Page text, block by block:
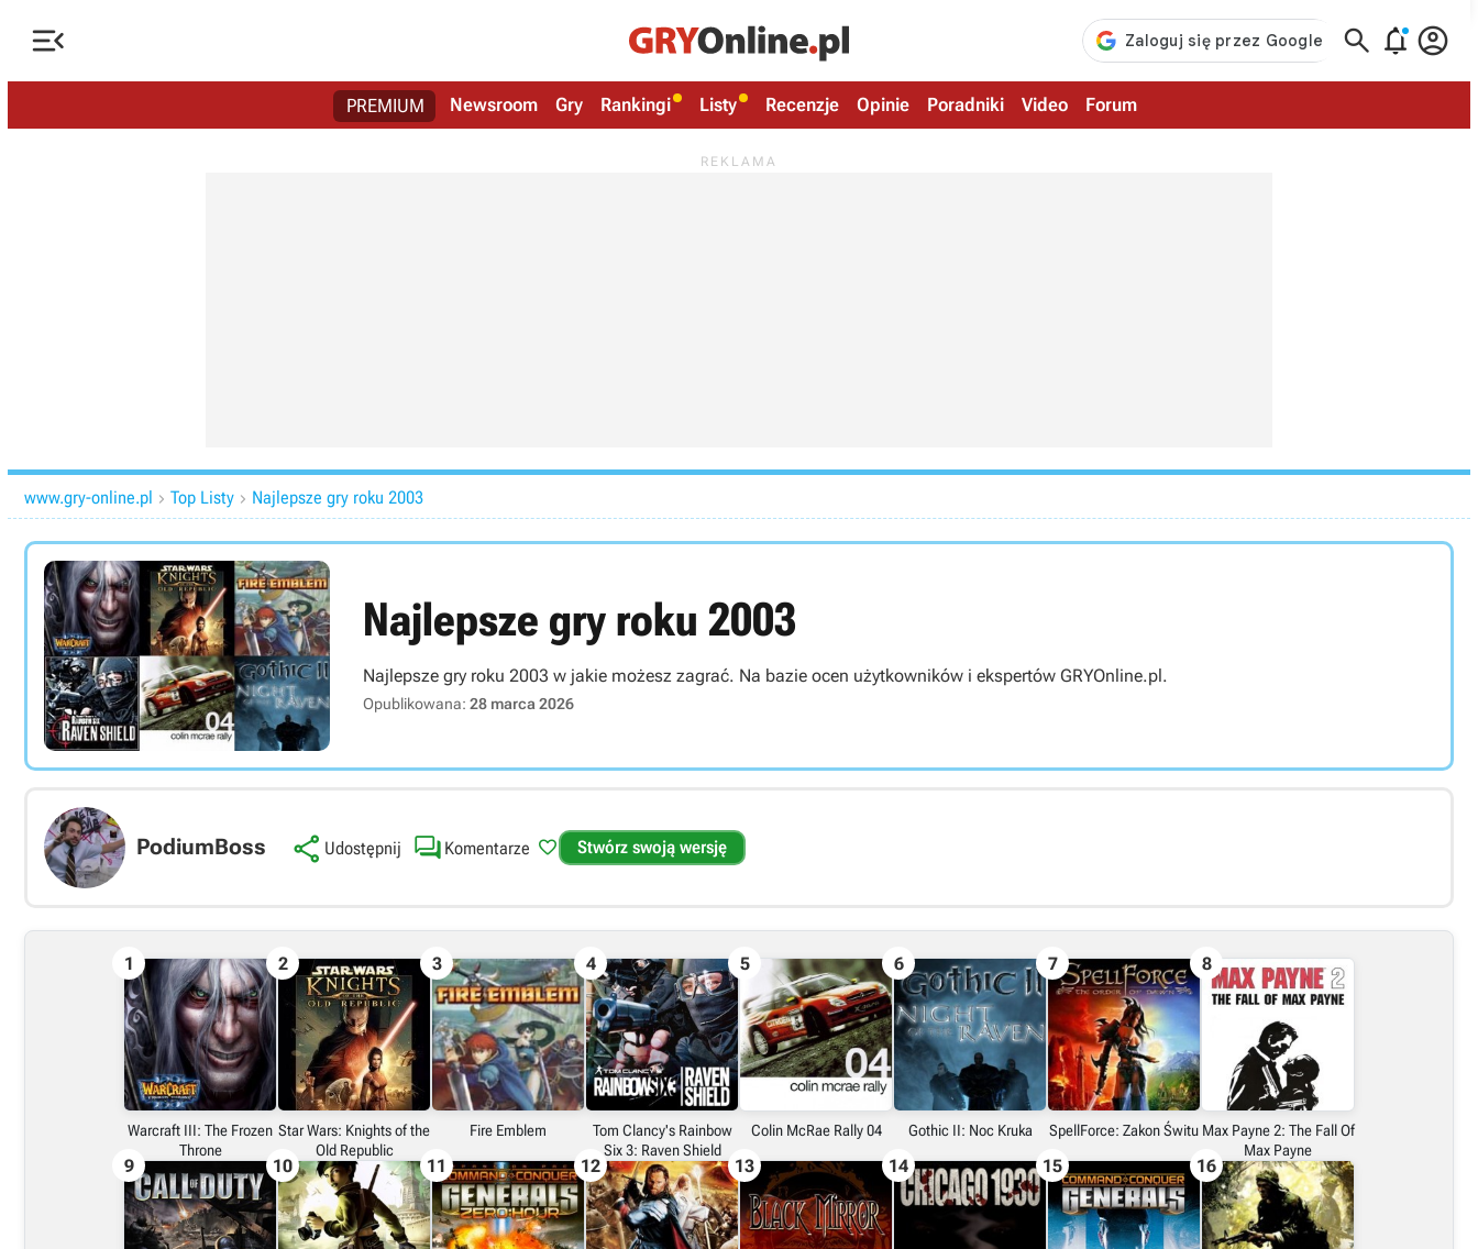
   
PREMIUM Newsroom Gry Rankingi Listy Recenzje Opinie Poradniki Video Forum
www.gry-online.pl  Top Listy  Najlepsze gry roku 2003
Najlepsze gry roku 2003
Najlepsze gry roku 2003 w jakie możesz zagrać. Na bazie ocen użytkowników i ekspertów GRYOnline.pl.
Opublikowana: 28 marca 2026
PodiumBoss  Udostępnij
Link bezpośredni
Embed (iframe)
X (Twitter)
Link do grafiki poziomej
Link do grafiki pionowej
 Komentarze  Stwórz swoją wersję
1
Warcraft III: The Frozen
Throne
2
Star Wars: Knights of the
Old Republic
3
Fire Emblem
4
Tom Clancy's Rainbow
Six 3: Raven Shield
5
Colin McRae Rally 04
6
Gothic II: Noc Kruka
7
SpellForce: Zakon Świtu
8
Max Payne 2: The Fall Of
Max Payne
9 10 11 12 13 14 15 16